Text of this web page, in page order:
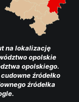
na lokalizację
opolskie
opolskiego.
źródełko
źródełka